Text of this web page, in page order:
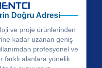
Doğru Adresi
ve proje ürünlerinden
kadar uzanan geniş
profesyonel ve
farklı alanlara yönelik